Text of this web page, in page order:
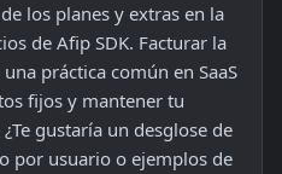
los planes y extras en la
de Afip SDK. Facturar la
práctica común en SaaS
fijos y mantener tu
gustaría un desglose de
por usuario o ejemplos de